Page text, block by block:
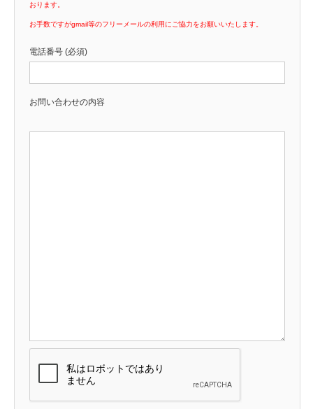
おります。
お手数ですがgmail等のフリーメールの利用にご協力をお願いいたします。
電話番号 (必須)
お問い合わせの内容